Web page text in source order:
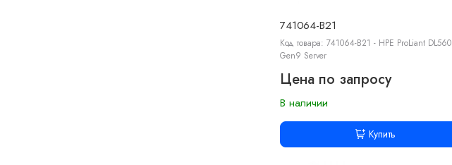
741064-B21
Код товара: 741064-B21 - HPE ProLiant DL560
Gen9 Server
Цена по запросу
В наличии
Купить